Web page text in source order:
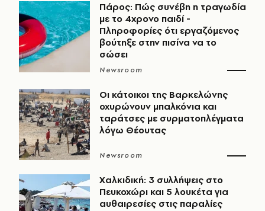
Πάρος: Πώς συνέβη η τραγωδία
με το 4χρονο παιδί -
Πληροφορίες ότι εργαζόμενος
βούτηξε στην πισίνα να το
σώσει
Newsroom
Οι κάτοικοι της Βαρκελώνης
οχυρώνουν μπαλκόνια και
ταράτσες με συρματοπλέγματα
λόγω Θέουτας
Newsroom
Χαλκιδική: 3 συλλήψεις στο
Πευκοχώρι και 5 λουκέτα για
αυθαιρεσίες στις παραλίες